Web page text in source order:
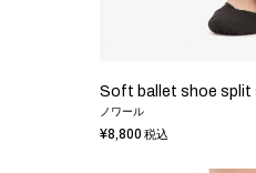
Soft ballet shoe split
ノワール
¥8,800 税込